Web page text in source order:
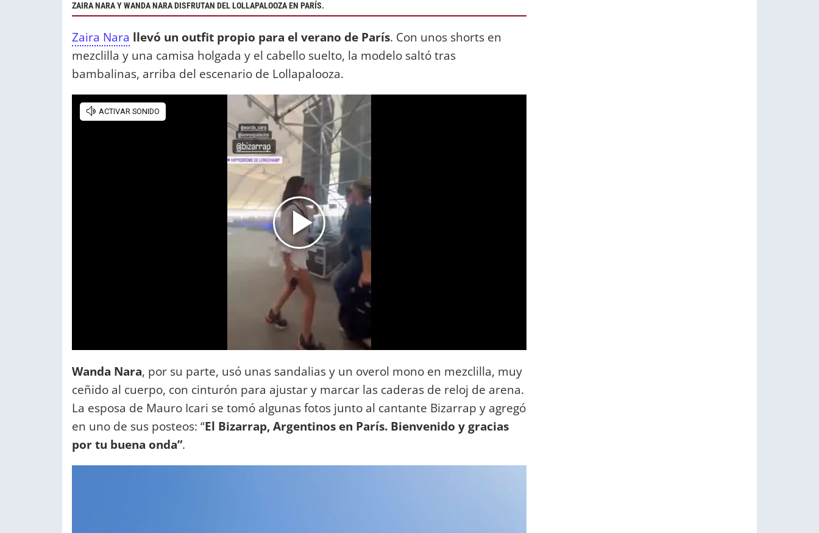
ZAIRA NARA Y WANDA NARA DISFRUTAN DEL LOLLAPALOOZA EN PARÍS.
Zaira Nara llevó un outfit propio para el verano de París. Con unos shorts en
mezclilla y una camisa holgada y el cabello suelto, la modelo saltó tras
bambalinas, arriba del escenario de Lollapalooza.
Wanda Nara, por su parte, usó unas sandalias y un overol mono en mezclilla, muy
ceñido al cuerpo, con cinturón para ajustar y marcar las caderas de reloj de arena.
La esposa de Mauro Icari se tomó algunas fotos junto al cantante Bizarrap y agregó
en uno de sus posteos: “El Bizarrap, Argentinos en París. Bienvenido y gracias
por tu buena onda”.